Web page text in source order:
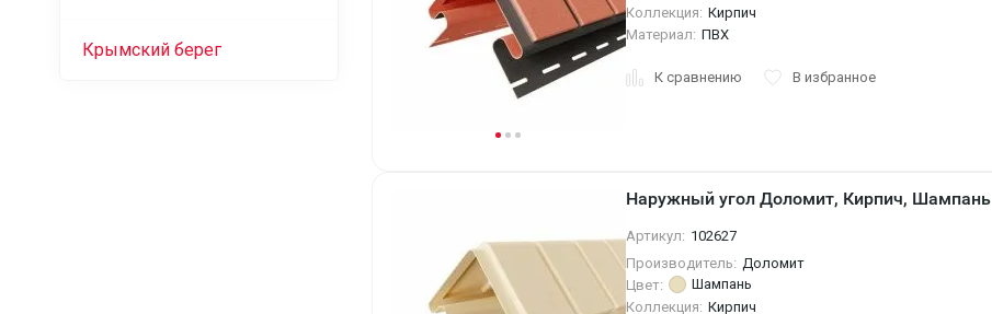
Коллекция: Кирпич
Материал: ПВХ
К сравнению В избранное
Наружный угол Доломит, Кирпич, Шампань
Артикул: 102627
Производитель: Доломит
Цвет:
Шампань
Коллекция: Кирпич
Крымский берег